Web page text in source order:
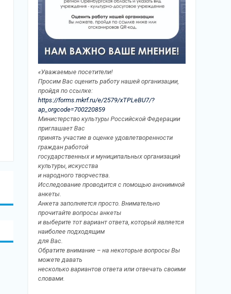
«Уважаемые посетители!
Просим Вас оценить работу нашей организации,
пройдя по ссылке:
https://forms.mkrf.ru/e/2579/xTPLeBU7/?
ap_orgcode=700220859
Министерство культуры Российской Федерации
приглашает Вас
принять участие в оценке удовлетворенности
граждан работой
государственных и муниципальных организаций
культуры, искусства
и народного творчества.
Исследование проводится с помощью анонимной
анкеты.
Анкета заполняется просто. Внимательно
прочитайте вопросы анкеты
и выберите тот вариант ответа, который является
наиболее подходящим
для Вас.
Обратите внимание – на некоторые вопросы Вы
можете давать
несколько вариантов ответа или отвечать своими
словами.